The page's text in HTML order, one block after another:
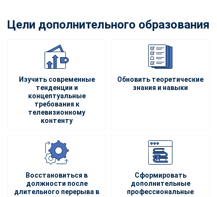
Цели дополнительного образования
Изучить современные
тенденции и
концептуальные
требования к
телевизионному
контенту
Обновить теоретические
знания и навыки
Восстановиться в
должности после
длительного перерыва в
Сформировать
дополнительные
профессиональные